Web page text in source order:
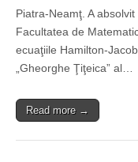
Piatra-Neamţ. A
Facultatea de
ecuaţiile Hamilton-
„Gheorghe Ţiţeica” al…
Read more →